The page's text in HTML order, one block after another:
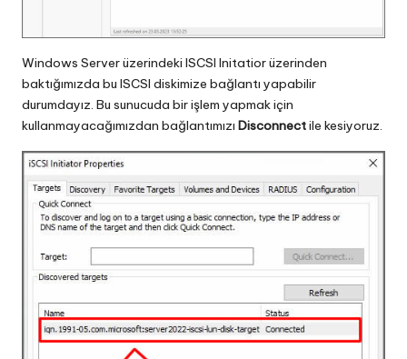
Windows Server üzerindeki ISCSI Initatior üzerinden
baktığımızda bu ISCSI diskimize bağlantı yapabilir
durumdayız. Bu sunucuda bir işlem yapmak için
kullanmayacağımızdan bağlantımızı Disconnectile kesiyoruz.